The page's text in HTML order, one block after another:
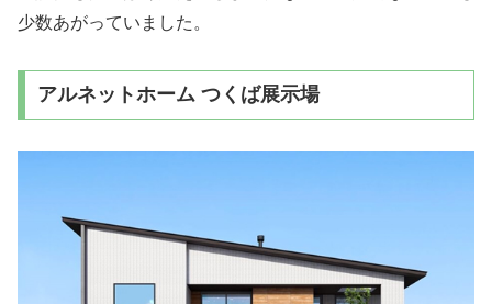
少数あがっていました。
アルネットホーム つくば展示場